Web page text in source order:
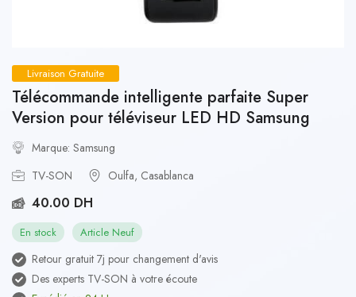
Livraison Gratuite
Télécommande intelligente parfaite Super
Version pour téléviseur LED HD Samsung
Marque: Samsung
TV-SON
Oulfa, Casablanca
40.00 DH
En stock Article Neuf
Retour gratuit 7j pour changement d'avis
Des experts TV-SON à votre écoute